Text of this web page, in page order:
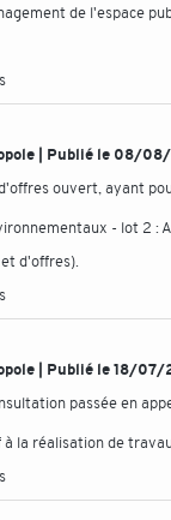
de l'espace
| Publié le 08/
ouvert, ayant
- lot 2 :
d'offres).
| Publié le 18/07/
passée en
la réalisation de